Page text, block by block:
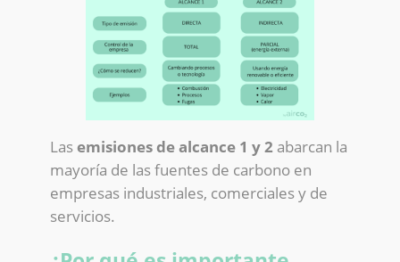
Lasemisiones de alcance 1 y 2 abarcan la
mayoría de las fuentes de carbono en
empresas industriales, comerciales y de
servicios.